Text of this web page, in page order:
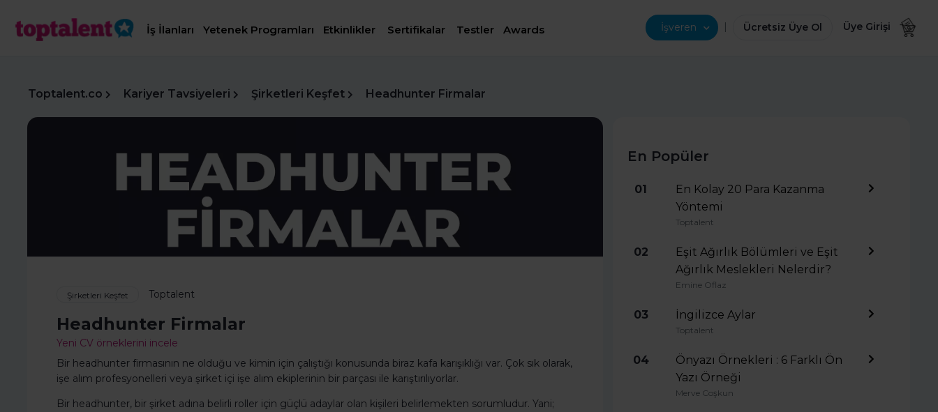
İş İlanları Yetenek Programları Etkinlikler Sertifikalar Testler Awards İşveren | Ücretsiz Üye Ol Üye Girişi
Toptalent.co Kariyer Tavsiyeleri Şirketleri Keşfet Headhunter Firmalar
Şirketleri Keşfet Toptalent
Headhunter Firmalar
Yeni CV örneklerini incele
Bir headhunter firmasının ne olduğu ve kimin için çalıştığı konusunda biraz kafa karışıklığı var. Çok sık olarak,
işe alım profesyonelleri veya şirket içi işe alım ekiplerinin bir parçası ile karıştırılıyorlar.
Bir headhunter, bir şirket adına belirli roller için güçlü adaylar olan kişileri belirlemekten sorumludur. Yani;
En Popüler
01
En Kolay 20 Para Kazanma
Yöntemi
Toptalent
02
Eşit Ağırlık Bölümleri ve Eşit
Ağırlık Meslekleri Nelerdir?
Emine Oflaz
03 İngilizce Aylar
Toptalent
04
Önyazı Örnekleri : 6 Farklı Ön
Yazı Örneği
Merve Coşkun